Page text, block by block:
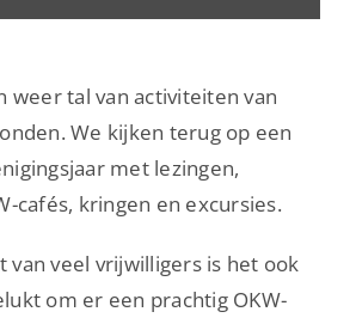
weer tal van activiteiten van
We kijken terug op een
met lezingen,
cafés, kringen en excursies.
van veel vrijwilligers is het ook
om er een prachtig OKW-